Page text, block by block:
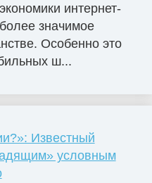
интернет-
значимое
Особенно это
ш...
Известный
условным